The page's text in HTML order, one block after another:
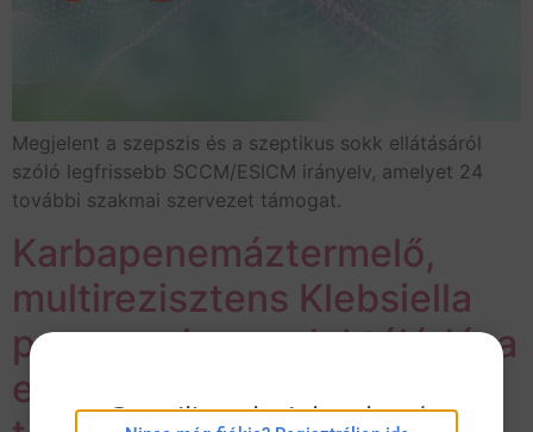
Megjelent a szepszis és a szeptikus sokk ellátásáról
szóló legfrissebb SCCM/ESICM irányelv, amelyet 24
további szakmai szervezet támogat.
Karbapenemáztermelő,
multirezisztens Klebsiella
pneumoniae szelektálódása
elhúzódó antibiotikus
eConsilium bejelentkezés